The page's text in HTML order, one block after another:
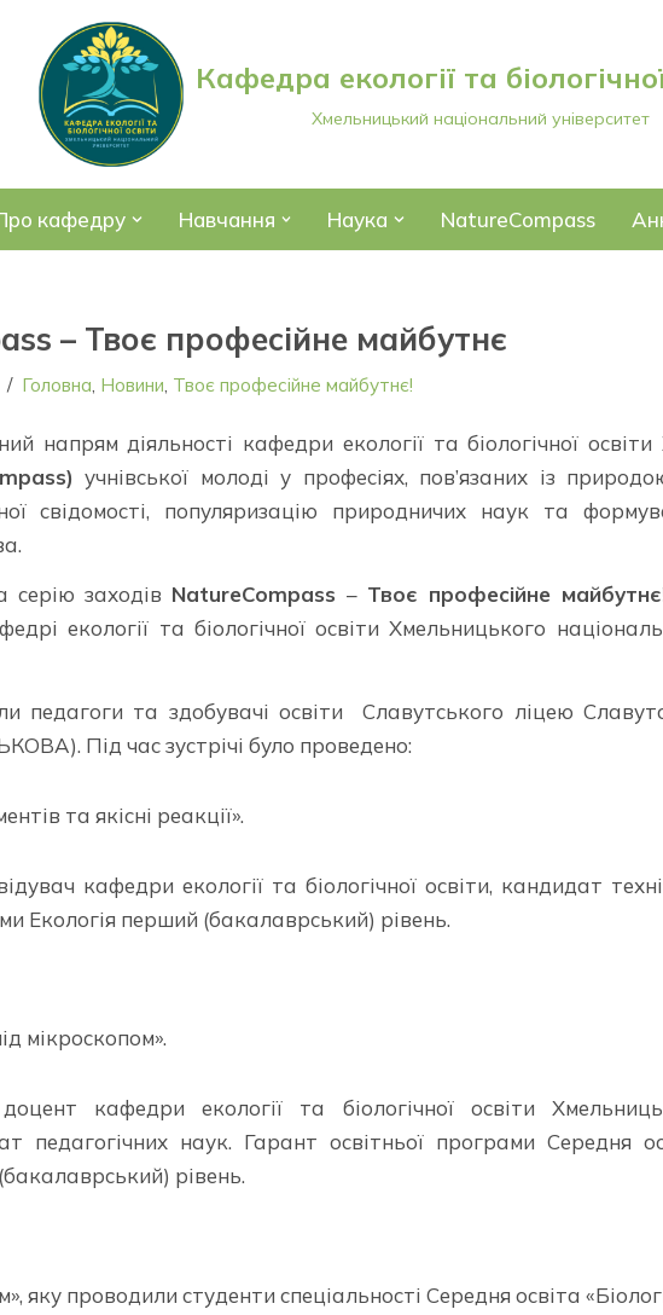
Кафедра екології та
Хмельницький національний університет
кафедру Навчання Наука NatureCompass
– Твоє професійне майбутнє
Головна, Новини, Твоє професійне майбутнє!
напрям діяльності кафедри екології та біологічної
учнівської молоді у професіях, пов’язаних із
свідомості, популяризацію природничих наук та
заходів NatureCompass– Твоє професійне
екології та біологічної освіти Хмельницького
педагоги та здобувачі освіти Славутського ліцею
Під час зустрічі було проведено:
та якісні реакції».
кафедри екології та біологічної освіти, кандидат
Екологія перший (бакалаврський) рівень.
мікроскопом».
кафедри екології та біологічної освіти
педагогічних наук. Гарант освітньої програми Середня
рівень.
яку проводили студенти спеціальності Середня освіта